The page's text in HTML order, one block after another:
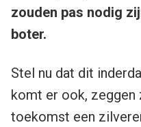
zouden pas nodig
boter.
Stel nu dat dit
komt er ook, zeggen
toekomst een